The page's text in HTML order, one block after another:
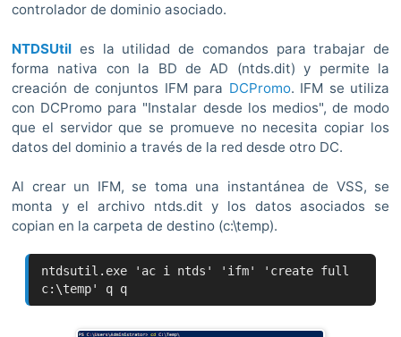
controlador de dominio asociado.
NTDSUtil es la utilidad de comandos para trabajar de
forma nativa con la BD de AD (ntds.dit) y permite la
creación de conjuntos IFM para DCPromo. IFM se utiliza
con DCPromo para "Instalar desde los medios", de modo
que el servidor que se promueve no necesita copiar los
datos del dominio a través de la red desde otro DC.
Al crear un IFM, se toma una instantánea de VSS, se
monta y el archivo ntds.dit y los datos asociados se
copian en la carpeta de destino (c:\temp).
ntdsutil.exe 'ac i ntds' 'ifm' 'create full
c:\temp' q q